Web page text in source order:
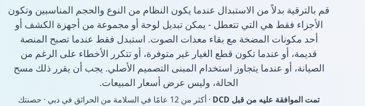
قم بالترقية بدلاً من الاستبدال عندما يكون النظام من النوع والحجم المناسبين وتكون
الأجزاء فقط هي التي تتعطل - يمكن تبديل لوحة أو مجموعة من أجهزة الكشف أو
أحد مكونات المضخة مع بقاء معدات الصوت. استبدل فقط عندما تصبح المنصة
قديمة، أو عندما تكون قطع الغيار غير متوفرة، أو تتكرر الأخطاء على الرغم من
الصيانة، أو عندما يتجاوز استخدام المبنى التصميم الأصلي. يجب أن يقرر ذلك مسح
الحالة، وليس عرض أسعار المبيعات.
تمت الموافقة عليه من قبل DCD
· أكثر من 12 عامًا في السلامة من الحرائق في دبي · حصنتك